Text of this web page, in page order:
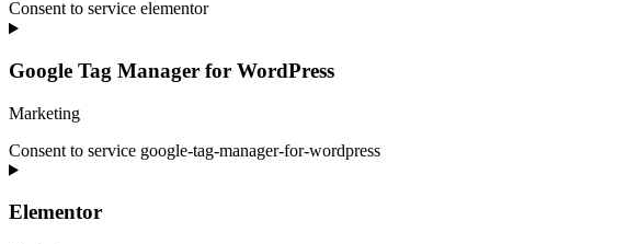
Consent to service elementor
Google Tag Manager for WordPress
Marketing
Consent to service google-tag-manager-for-wordpress
Elementor